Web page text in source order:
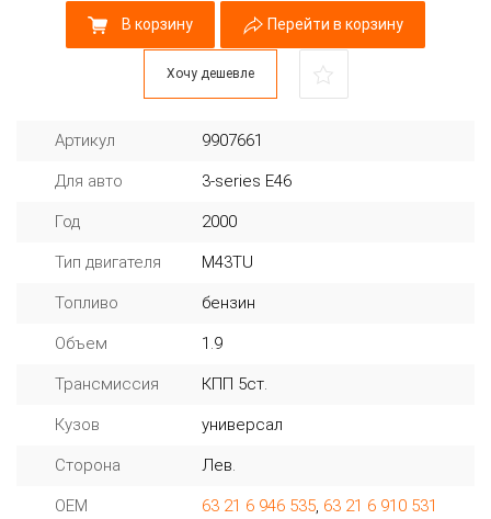
В корзину Перейти в корзину
Хочу дешевле
Артикул 9907661
Для авто 3-series E46
Год 2000
Тип двигателя M43TU
Топливо бензин
Объем 1.9
Трансмиссия КПП 5ст.
Кузов универсал
Сторона Лев.
OEM 63 21 6 946 535 63 21 6 910 531